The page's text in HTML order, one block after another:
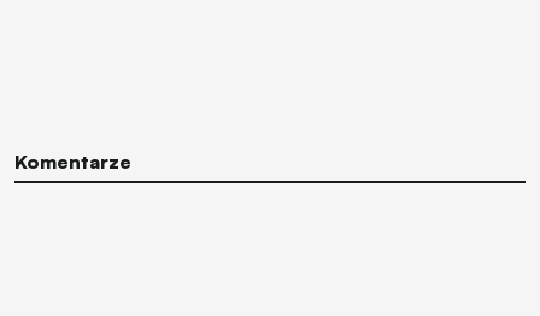
Komentarze